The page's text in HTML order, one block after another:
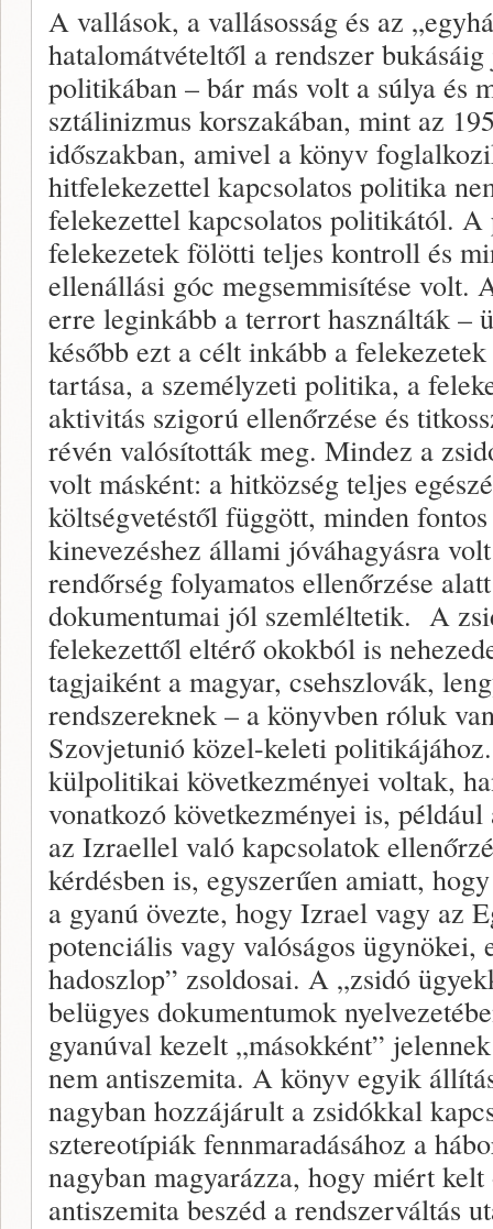
A vallások, a vallásosság és az
hatalomátvételtől a rendszer
politikában – bár más volt a súlya és
sztálinizmus korszakában, mint az
időszakban, amivel a könyv
hitfelekezettel kapcsolatos politika
felekezettel kapcsolatos politikától.
felekezetek fölötti teljes kontroll és
ellenállási góc megsemmisítése volt.
erre leginkább a terrort használták –
később ezt a célt inkább a
tartása, a személyzeti politika, a
aktivitás szigorú ellenőrzése és
révén valósították meg. Mindez a
volt másként: a hitközség teljes
költségvetéstől függött, minden
kinevezéshez állami jóváhagyásra
rendőrség folyamatos ellenőrzése
dokumentumai jól szemléltetik. A
felekezettől eltérő okokból is
tagjaiként a magyar, csehszlovák,
rendszereknek – a könyvben róluk
Szovjetunió közel-keleti
külpolitikai következményei voltak,
vonatkozó következményei is,
az Izraellel való kapcsolatok
kérdésben is, egyszerűen amiatt,
a gyanú övezte, hogy Izrael vagy az
potenciális vagy valóságos ügynökei,
hadoszlop” zsoldosai. A „zsidó
belügyes dokumentumok
gyanúval kezelt „másokként”
nem antiszemita. A könyv egyik
nagyban hozzájárult a zsidókkal
sztereotípiák fennmaradásához a
nagyban magyarázza, hogy miért
antiszemita beszéd a rendszerváltás